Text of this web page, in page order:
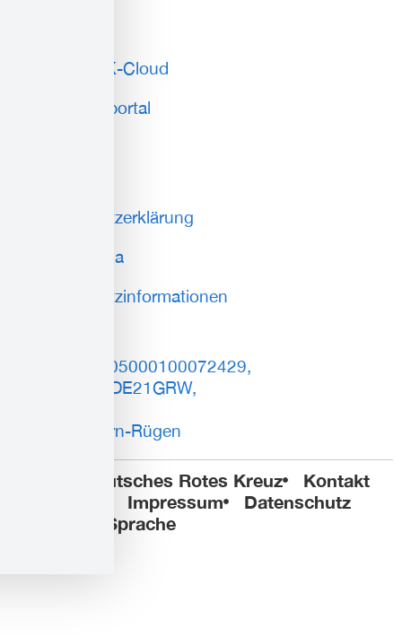
Lokale DRK-Cloud
Mitarbeiterportal
Datenschutzerklärung
Social Media
Datenschutzinformationen
DE93150505000100072429,
BIC: NOLADE21GRW,
Vorpommern-Rügen
© 2025 Deutsches Rotes Kreuz
Kontakt
Impressum
Datenschutz
Leichte Sprache